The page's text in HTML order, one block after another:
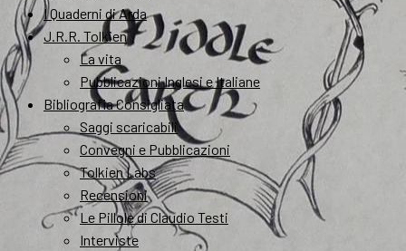
I Quaderni di Arda
J.R.R. Tolkien
La vita
Pubblicazioni Inglesi e Italiane
Bibliografia Consigliata
Saggi scaricabili
Convegni e Pubblicazioni
Tolkien Labs
Recensioni
Le Pillole di Claudio Testi
Interviste